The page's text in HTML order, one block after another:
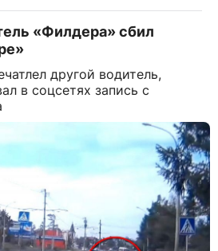
«Филдера» сбил
другой водитель,
в соцсетях запись с